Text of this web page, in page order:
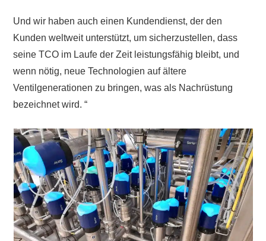
Und wir haben auch einen Kundendienst, der den
Kunden weltweit unterstützt, um sicherzustellen, dass
seine TCO im Laufe der Zeit leistungsfähig bleibt, und
wenn nötig, neue Technologien auf ältere
Ventilgenerationen zu bringen, was als Nachrüstung
bezeichnet wird. “